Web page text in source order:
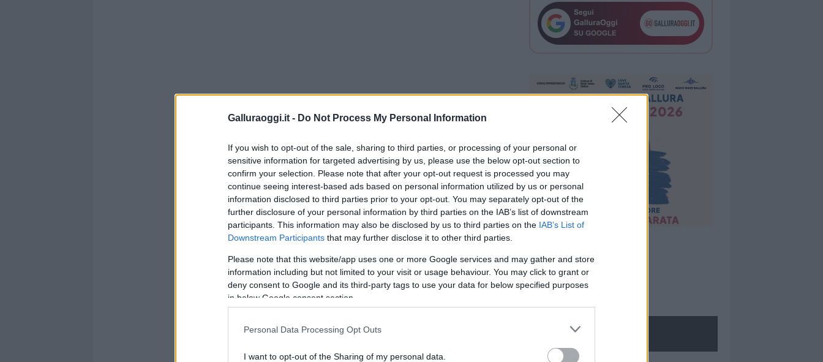
Galluraoggi.it - Do Not Process My Personal Information
If you wish to opt-out of the sale, sharing to third parties, or processing of your personal or
sensitive information for targeted advertising by us, please use the below opt-out section to
confirm your selection. Please note that after your opt-out request is processed you may
continue seeing interest-based ads based on personal information utilized by us or personal
information disclosed to third parties prior to your opt-out. You may separately opt-out of the
further disclosure of your personal information by third parties on the IAB’s list of downstream
participants. This information may also be disclosed by us to third parties on the IAB’s List of
Downstream Participants that may further disclose it to other third parties.
Please note that this website/app uses one or more Google services and may gather and store
information including but not limited to your visit or usage behaviour. You may click to grant or
deny consent to Google and its third-party tags to use your data for below specified purposes
in below Google consent section.
Personal Data Processing Opt Outs
I want to opt-out of the Sharing of my personal data.
NECROLOGIE